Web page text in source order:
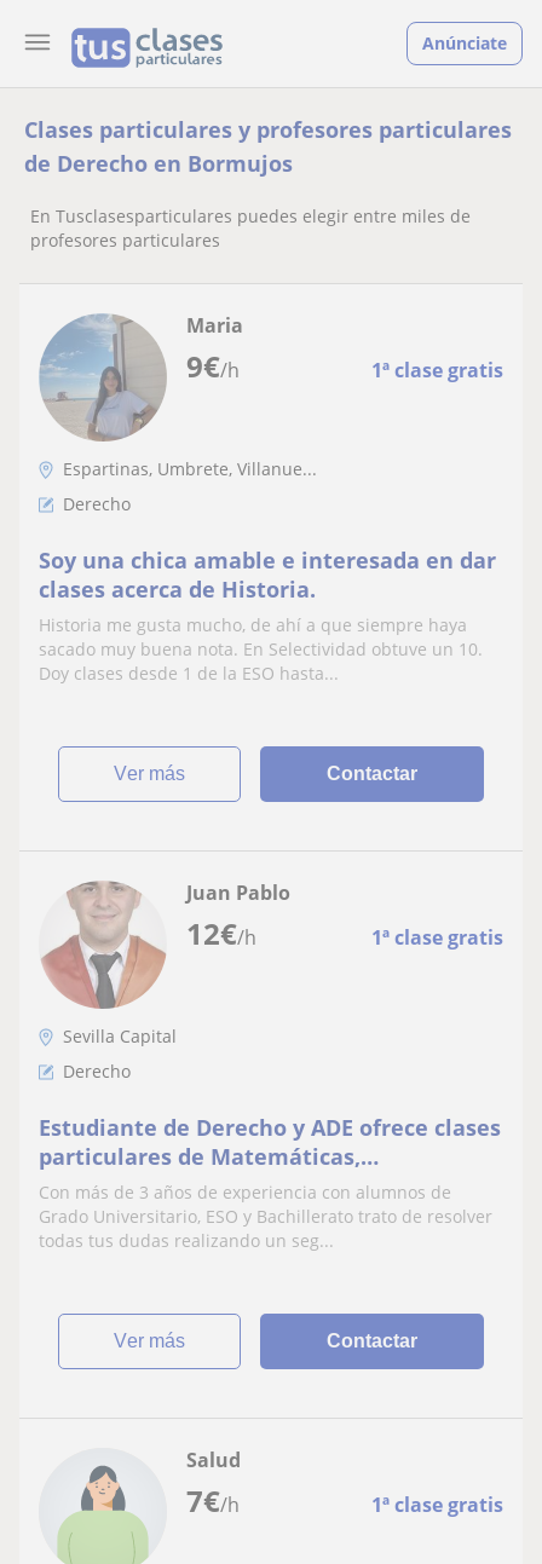
Anúnciate
Clases particulares y profesores particulares
de Derecho en Bormujos
En Tusclasesparticulares puedes elegir entre miles de
profesores particulares
9€/h 1ª clase gratis
Maria
Espartinas, Umbrete, Villanue...
Derecho
Soy una chica amable e interesada en dar
clases acerca de Historia.
Historia me gusta mucho, de ahí a que siempre haya
sacado muy buena nota. En Selectividad obtuve un 10.
Doy clases desde 1 de la ESO hasta...
ver más Contactar
12€/h 1ª clase gratis
Juan Pablo
Sevilla Capital
Derecho
Estudiante de Derecho y ADE ofrece clases
particulares de Matemáticas,
Contabilidad, Economía y Finanzas para
Grado y Bachillerato
Con más de 3 años de experiencia con alumnos de
Grado Universitario, ESO y Bachillerato trato de resolver
todas tus dudas realizando un seg...
ver más Contactar
7€/h 1ª clase gratis
Salud